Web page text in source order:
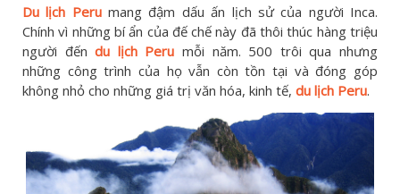
Du lịch Perumang đậm dấu ấn lịch sử của người Inca.
Chính vì những bí ẩn của đế chế này đã thôi thúc hàng triệu
người đếndu lịch Peru mỗi năm. 500 trôi qua nhưng
những công trình của họ vẫn còn tồn tại và đóng góp
không nhỏ cho những giá trị văn hóa, kinh tế, du lịch Peru.